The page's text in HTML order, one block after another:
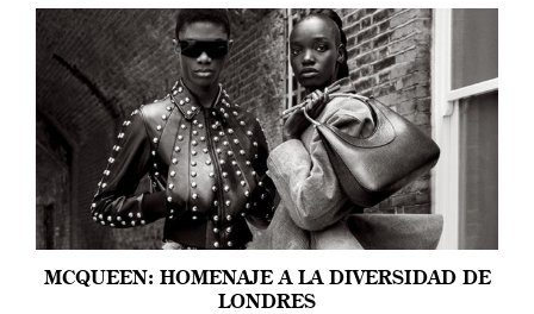
MCQUEEN: HOMENAJE A LA DIVERSIDAD DE
LONDRES